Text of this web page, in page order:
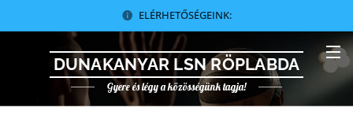
ELÉRHETŐSÉGEINK:
DUNAKANYAR LSN RÖPLABDA
Gyere és légy a közösségünk tagja!